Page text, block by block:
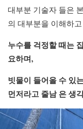
대부분 기술자 들은
의 대부분을 이해하
누수를 걱정할 때는
요하며,
빗물이 들어올 수 있
먼저라고 줄남 은 생